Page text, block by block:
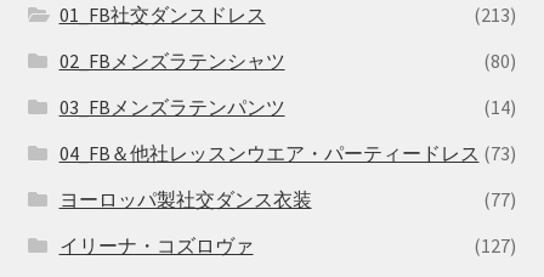
01_FB社交ダンスドレス
(213)
02_FBメンズラテンシャツ
(80)
03_FBメンズラテンパンツ
(14)
04_FB＆他社レッスンウエア・パーティードレス (73)
ヨーロッパ製社交ダンス衣装
(77)
イリーナ・コズロヴァ
(127)